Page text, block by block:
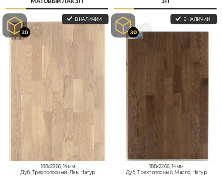
В НАЛИЧИИ
188x2266, 14мм
Дуб, Трехполосный, Лак, Натур
В НАЛИЧИИ
188x2266, 14мм
Дуб, Трехполосный, Масло, Натур